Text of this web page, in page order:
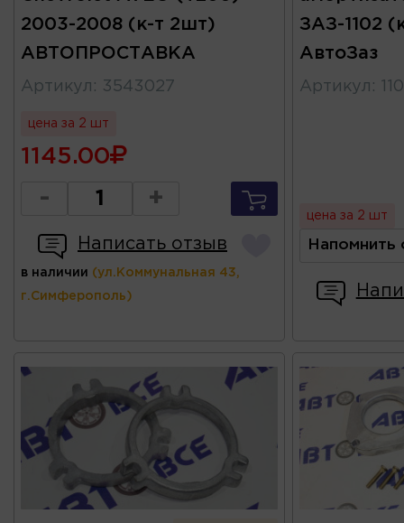
2003-2008 (к-т 2шт)
АВТОПРОСТАВКА
Артикул : 3543027
цена за 2 шт
1145.00
- +
Написать отзыв
в наличии (ул.Коммунальная 43,
г.Симферополь)
ЗАЗ-1102
АвтоЗаз
Артикул :
цена за 2 шт
Напомнить